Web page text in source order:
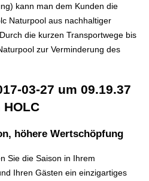
kann man dem Kunden die
Naturpool aus nachhaltiger
die kurzen Transportwege bis
zur Verminderung des
höhere Wertschöpfung
Sie die Saison in Ihrem
Ihren Gästen ein einzigartiges